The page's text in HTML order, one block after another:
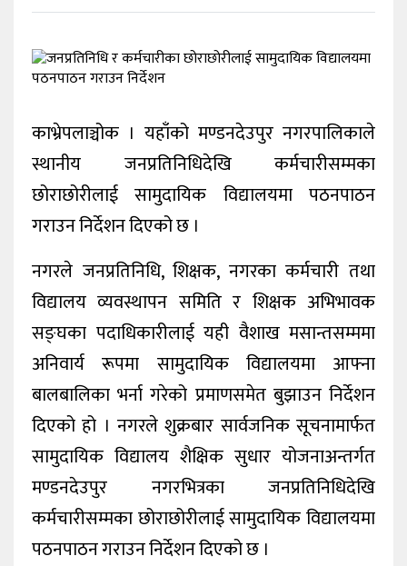
राशिफल
विविध
काभ्रेपलाञ्चोक । यहाँको मण्डनदेउपुर नगरपालिकाले
स्थानीय जनप्रतिनिधिदेखि कर्मचारीसम्मका
छोराछोरीलाई सामुदायिक विद्यालयमा पठनपाठन
गराउन निर्देशन दिएको छ ।
नगरले जनप्रतिनिधि, शिक्षक, नगरका कर्मचारी तथा
विद्यालय व्यवस्थापन समिति र शिक्षक अभिभावक
सङ्घका पदाधिकारीलाई यही वैशाख मसान्तसम्ममा
अनिवार्य रूपमा सामुदायिक विद्यालयमा आफ्ना
बालबालिका भर्ना गरेको प्रमाणसमेत बुझाउन निर्देशन
दिएको हो । नगरले शुक्रबार सार्वजनिक सूचनामार्फत
सामुदायिक विद्यालय शैक्षिक सुधार योजनाअन्तर्गत
मण्डनदेउपुर नगरभित्रका जनप्रतिनिधिदेखि
कर्मचारीसम्मका छोराछोरीलाई सामुदायिक विद्यालयमा
पठनपाठन गराउन निर्देशन दिएको छ ।